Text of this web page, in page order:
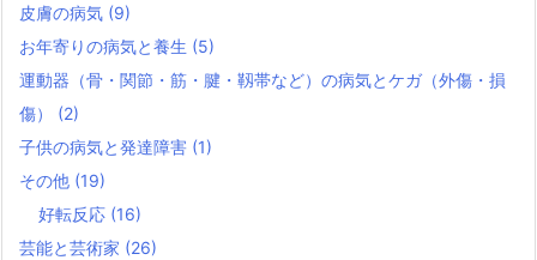
皮膚の病気 (9)
お年寄りの病気と養生 (5)
運動器（骨・関節・筋・腱・靱帯など）の病気とケガ（外傷・損
傷） (2)
子供の病気と発達障害 (1)
その他 (19)
好転反応 (16)
芸能と芸術家 (26)